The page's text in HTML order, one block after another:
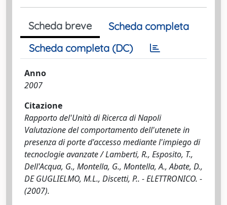
Scheda breve
Scheda completa
Scheda completa (DC)
Anno
2007
Citazione
Rapporto del'Unità di Ricerca di Napoli
Valutazione del comportamento dell'utenete in
presenza di porte d'accesso mediante l'impiego di
tecnoclogie avanzate / Lamberti, R., Esposito, T.,
Dell'Acqua, G., Montella, G., Montella, A., Abate, D.,
DE GUGLIELMO, M.L., Discetti, P.. - ELETTRONICO. -
(2007).